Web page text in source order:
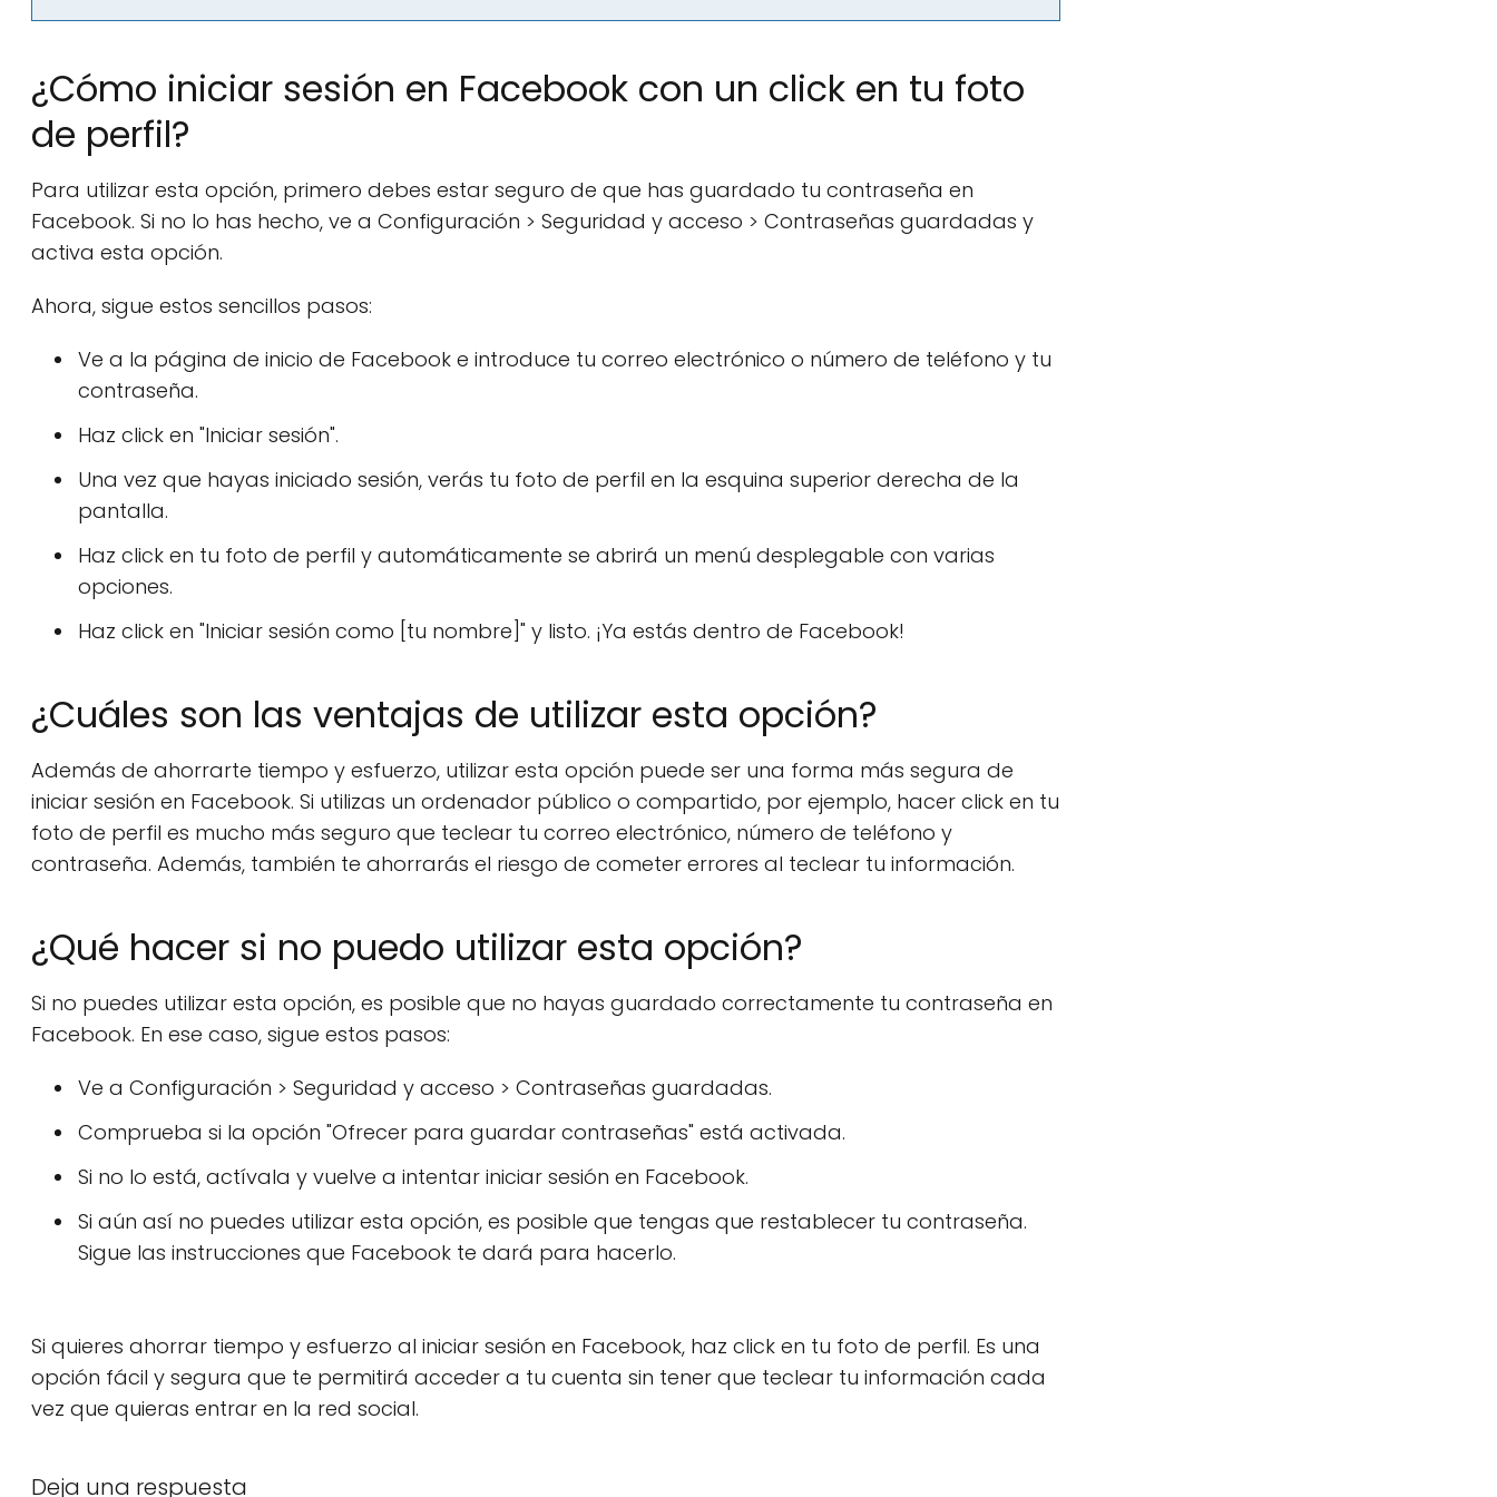
¿Cómo iniciar sesión en Facebook con un click en tu foto
de perfil?
Para utilizar esta opción, primero debes estar seguro de que has guardado tu contraseña en
Facebook. Si no lo has hecho, ve a Configuración > Seguridad y acceso > Contraseñas guardadas y
activa esta opción.
Ahora, sigue estos sencillos pasos:
Ve a la página de inicio de Facebook e introduce tu correo electrónico o número de teléfono y tu
contraseña.
Haz click en "Iniciar sesión".
Una vez que hayas iniciado sesión, verás tu foto de perfil en la esquina superior derecha de la
pantalla.
Haz click en tu foto de perfil y automáticamente se abrirá un menú desplegable con varias
opciones.
Haz click en "Iniciar sesión como [tu nombre]" y listo. ¡Ya estás dentro de Facebook!
¿Cuáles son las ventajas de utilizar esta opción?
Además de ahorrarte tiempo y esfuerzo, utilizar esta opción puede ser una forma más segura de
iniciar sesión en Facebook. Si utilizas un ordenador público o compartido, por ejemplo, hacer click en tu
foto de perfil es mucho más seguro que teclear tu correo electrónico, número de teléfono y
contraseña. Además, también te ahorrarás el riesgo de cometer errores al teclear tu información.
¿Qué hacer si no puedo utilizar esta opción?
Si no puedes utilizar esta opción, es posible que no hayas guardado correctamente tu contraseña en
Facebook. En ese caso, sigue estos pasos:
Ve a Configuración > Seguridad y acceso > Contraseñas guardadas.
Comprueba si la opción "Ofrecer para guardar contraseñas" está activada.
Si no lo está, actívala y vuelve a intentar iniciar sesión en Facebook.
Si aún así no puedes utilizar esta opción, es posible que tengas que restablecer tu contraseña.
Sigue las instrucciones que Facebook te dará para hacerlo.
Si quieres ahorrar tiempo y esfuerzo al iniciar sesión en Facebook, haz click en tu foto de perfil. Es una
opción fácil y segura que te permitirá acceder a tu cuenta sin tener que teclear tu información cada
vez que quieras entrar en la red social.
Deja una respuesta